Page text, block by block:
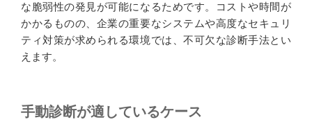
な脆弱性の発見が可能になるためです。コストや時間が
かかるものの、企業の重要なシステムや高度なセキュリ
ティ対策が求められる環境では、不可欠な診断手法とい
えます。
手動診断が適しているケース